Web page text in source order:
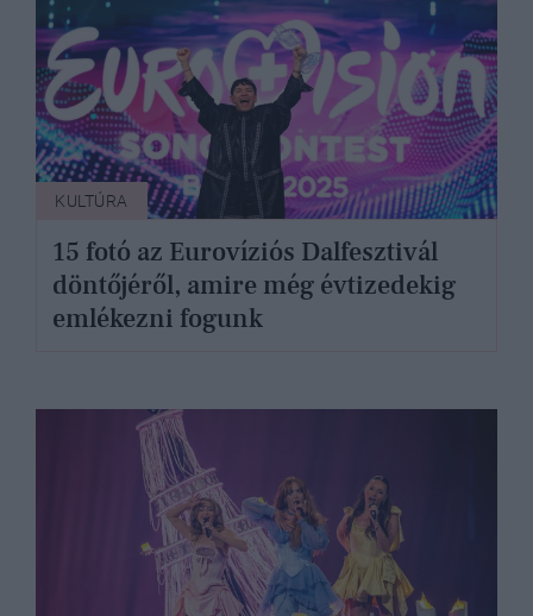
KULTÚRA
15 fotó az Eurovíziós Dalfesztivál
döntőjéről, amire még évtizedekig
emlékezni fogunk